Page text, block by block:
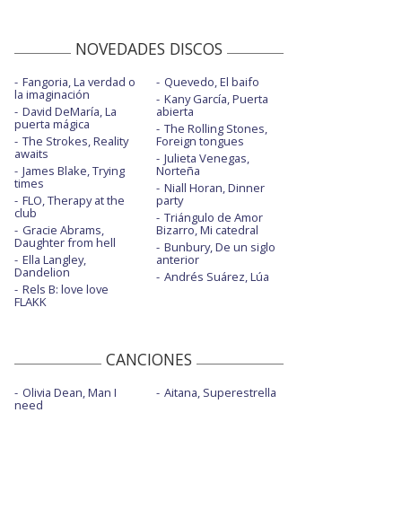
NOVEDADES DISCOS
Fangoria, La verdad o
la imaginación
David DeMaría, La
puerta mágica
The Strokes, Reality
awaits
James Blake, Trying
times
FLO, Therapy at the
club
Gracie Abrams,
Daughter from hell
Ella Langley,
Dandelion
Rels B: love love
FLAKK
Quevedo, El baifo
Kany García, Puerta
abierta
The Rolling Stones,
Foreign tongues
Julieta Venegas,
Norteña
Niall Horan, Dinner
party
Triángulo de Amor
Bizarro, Mi catedral
Bunbury, De un siglo
anterior
Andrés Suárez, Lúa
CANCIONES
Olivia Dean, Man I
need
Aitana, Superestrella